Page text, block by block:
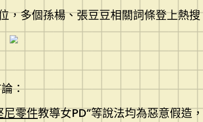
，多個孫楊、張豆豆相關詞條登上熱
：
尼零件教導女PD”等說法均為惡意假造